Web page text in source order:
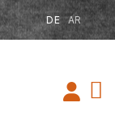
DE AR